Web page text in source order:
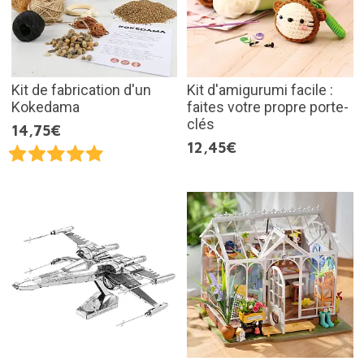
Kit de fabrication d'un
Kokedama
14,75€
Kit d'amigurumi facile :
faites votre propre porte-
clés
12,45€